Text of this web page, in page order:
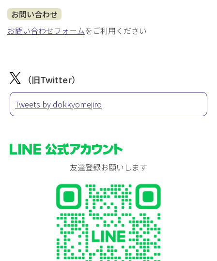
お問い合わせ
お問い合わせフォームをご利用ください
（旧Twitter）
Tweets by dokkyomejiro
友達登録お願いします